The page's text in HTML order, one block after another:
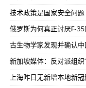
技术政策是国家安全问题
俄罗斯为何真正讨厌F-
古生物学家发现并确认